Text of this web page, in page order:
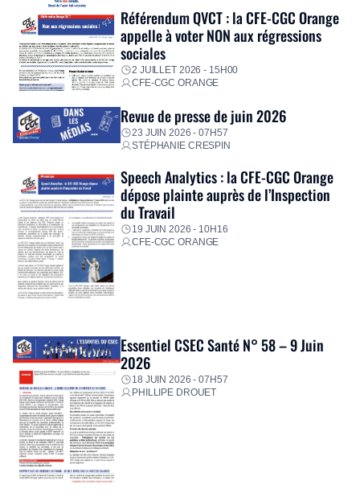
Référendum QVCT : la CFE-CGC Orange
appelle à voter NON aux régressions
sociales
2 JUILLET 2026 - 15H00
CFE-CGC ORANGE
Revue de presse de juin 2026
23 JUIN 2026 - 07H57
STÉPHANIE CRESPIN
Speech Analytics : la CFE-CGC Orange
dépose plainte auprès de l’Inspection
du Travail
19 JUIN 2026 - 10H16
CFE-CGC ORANGE
Essentiel CSEC Santé N° 58 – 9 Juin
2026
18 JUIN 2026 - 07H57
PHILLIPE DROUET